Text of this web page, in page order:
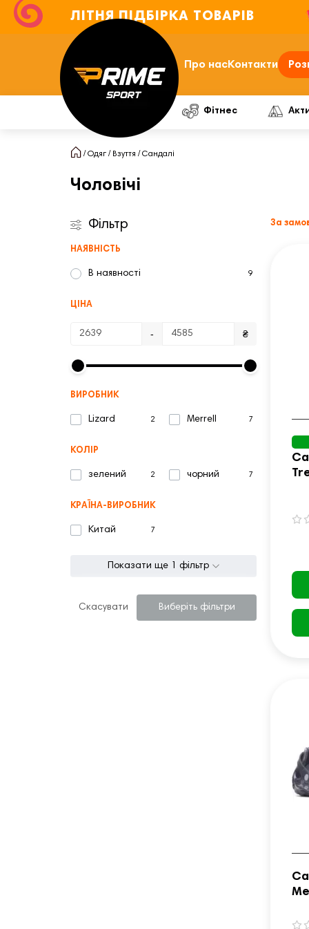
ЛІТНЯ ПІДБІРКА ТОВАРІВ
Про насКонтакти
Фітнес
Одяг Взуття Сандалі
Чоловічі
Фільтр
НАЯВНІСТЬ
В наявності 9
ЦІНА
- ₴
ВИРОБНИК
Lizard 2 Merrell 7
КОЛІР
зелений 2 чорний 7
КРАЇНА-ВИРОБНИК
Китай 7
Показати ще 1 фільтр
Скасувати Виберіть фільтри
За